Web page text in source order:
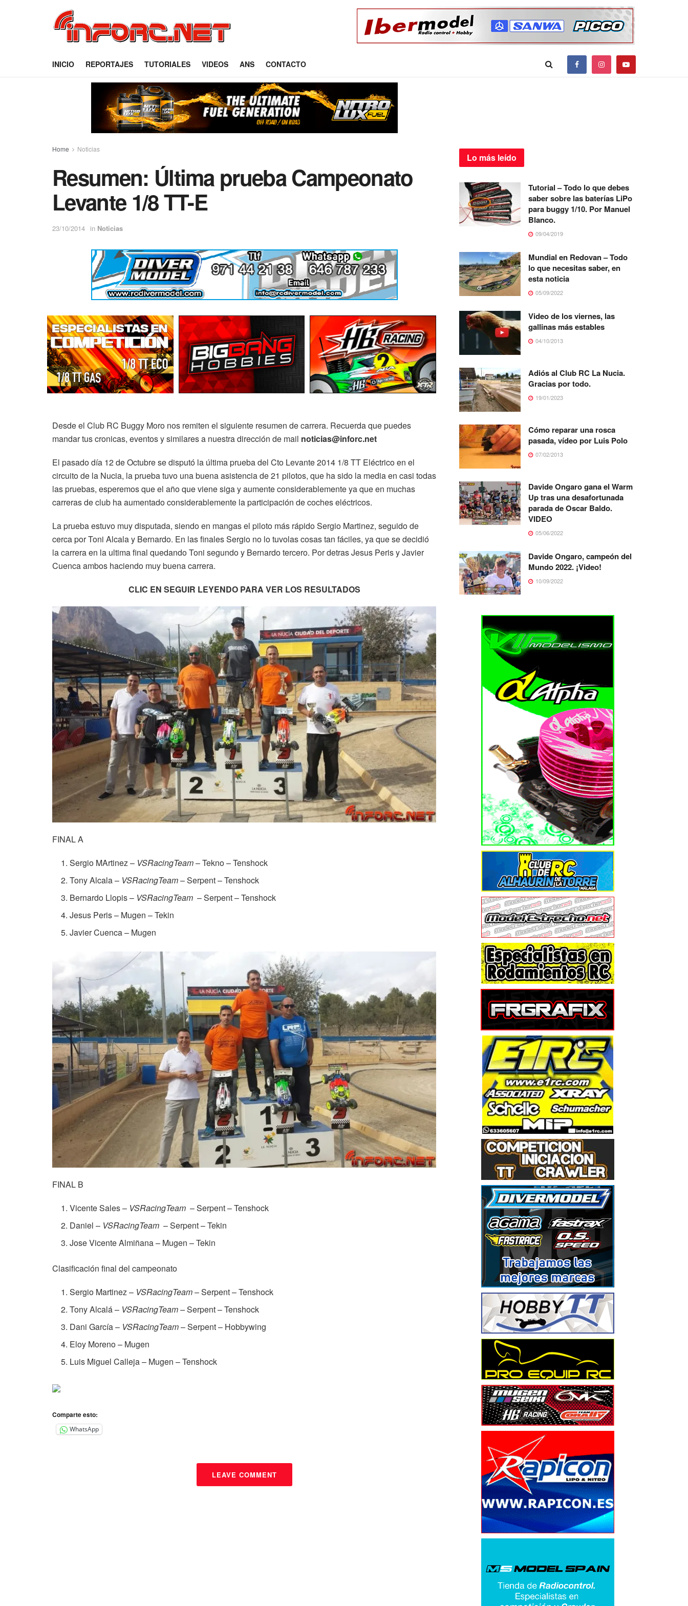
INICIO REPORTAJES TUTORIALES VIDEOS ANS CONTACTO
Home Noticias
Resumen: Última prueba Campeonato
Levante 1/8 TT-E
23/10/2014 in Noticias
Desde el Club RC Buggy Moro nos remiten el siguiente resumen de carrera. Recuerda que puedes
mandar tus cronicas, eventos y similares a nuestra dirección de mail noticias@inforc.net
El pasado día 12 de Octubre se disputó la última prueba del Cto Levante 2014 1/8 TT Eléctrico en el
circuito de la Nucia, la prueba tuvo una buena asistencia de 21 pilotos, que ha sido la media en casi todas
las pruebas, esperemos que el año que viene siga y aumente considerablemente ya que en muchas
carreras de club ha aumentado considerablemente la participación de coches eléctricos.
La prueba estuvo muy disputada, siendo en mangas el piloto más rápido Sergio Martinez, seguido de
cerca por Toni Alcala y Bernardo. En las finales Sergio no lo tuvolas cosas tan fáciles, ya que se decidió
la carrera en la ultima final quedando Toni segundo y Bernardo tercero. Por detras Jesus Peris y Javier
Cuenca ambos haciendo muy buena carrera.
CLIC EN SEGUIR LEYENDO PARA VER LOS RESULTADOS
FINAL A
Sergio MArtinez – VSRacingTeam– Tekno – Tenshock
Tony Alcala – VSRacingTeam– Serpent – Tenshock
Bernardo Llopis – VSRacingTeam – Serpent – Tenshock
Jesus Peris – Mugen – Tekin
Javier Cuenca – Mugen
FINAL B
Vicente Sales – VSRacingTeam – Serpent – Tenshock
Daniel – VSRacingTeam – Serpent – Tekin
Jose Vicente Almiñana – Mugen – Tekin
Clasificación final del campeonato
Sergio Martinez – VSRacingTeam– Serpent – Tenshock
Tony Alcalá – VSRacingTeam –Serpent – Tenshock
Dani García – VSRacingTeam– Serpent – Hobbywing
Eloy Moreno – Mugen
Luis Miguel Calleja – Mugen – Tenshock
Comparte esto:
WhatsApp
LEAVE COMMENT
Lo más leído
Tutorial – Todo lo que debes
saber sobre las baterías LiPo
para buggy 1/10. Por Manuel
Blanco.
09/04/2019
Mundial en Redovan – Todo
lo que necesitas saber, en
esta noticia
05/09/2022
Video de los viernes, las
gallinas más estables
04/10/2013
Adiós al Club RC La Nucia.
Gracias por todo.
19/01/2023
Cómo reparar una rosca
pasada, vídeo por Luis Polo
07/02/2013
Davide Ongaro gana el Warm
Up tras una desafortunada
parada de Oscar Baldo.
VIDEO
05/06/2022
Davide Ongaro, campeón del
Mundo 2022. ¡Video!
10/09/2022